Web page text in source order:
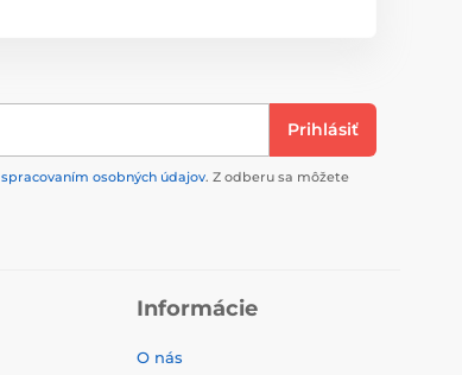
Prihlásiť
spracovaním osobných údajov. Z odberu sa môžete
Informácie
O nás